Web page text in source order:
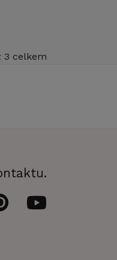
3 celkem